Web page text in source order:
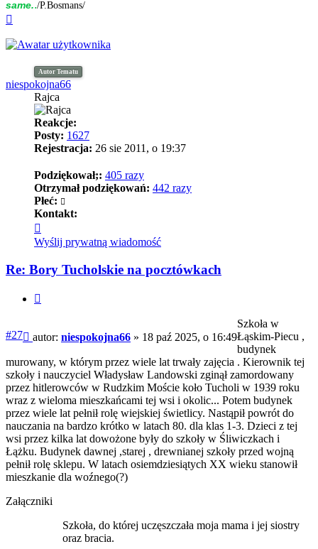
same../P.Bosmans/
Autor Tematu
niespokojna66
Rajca
Reakcje:
Posty: 1627
Rejestracja: 26 sie 2011, o 19:37
Podziękował;: 405 razy
Otrzymał podziękowań: 442 razy
Płeć:
Kontakt:
się
z
niespokojna66
Wyślij prywatną wiadomość
Re: Bory Tucholskie na pocztówkach
#27 Post
autor: niespokojna66 » 18 paź 2025, o 16:49
Szkoła w
Łąskim-Piecu ,
budynek
murowany, w którym przez wiele lat trwały zajęcia . Kierownik tej
szkoły i nauczyciel Władysław Landowski zginął zamordowany
przez hitlerowców w Rudzkim Moście koło Tucholi w 1939 roku
wraz z wieloma mieszkańcami tej wsi i okolic... Potem budynek
przez wiele lat pełnił rolę wiejskiej świetlicy. Nastąpił powrót do
nauczania na bardzo krótko w latach 80. dla klas 1-3. Dzieci z tej
wsi przez kilka lat dowożone były do szkoły w Śliwiczkach i
Łążku. Budynek dawnej ,starej , drewnianej szkoły przed wojną
pełnił rolę sklepu. W latach osiemdziesiątych XX wieku stanowił
mieszkanie dla woźnego(?)
Załączniki
Szkoła, do której uczęszczała moja mama i jej siostry
oraz bracia.